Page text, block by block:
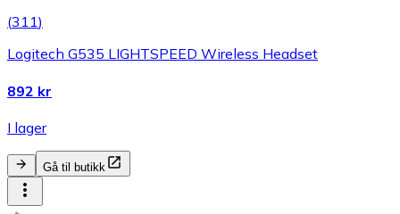
(311)
Logitech G535 LIGHTSPEED Wireless Headset
892 kr
I lager
Gå til butikk